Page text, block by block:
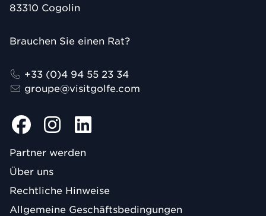
83310 Cogolin
Brauchen Sie einen Rat?
+33 (0)4 94 55 23 34
groupe@visitgolfe.com
Partner werden
Über uns
Rechtliche Hinweise
Allgemeine Geschäftsbedingungen